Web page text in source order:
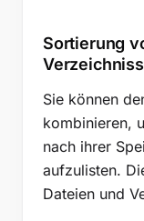
Sortierung
Sie können
kombinieren,
nach ihrer
aufzulisten.
Dateien und